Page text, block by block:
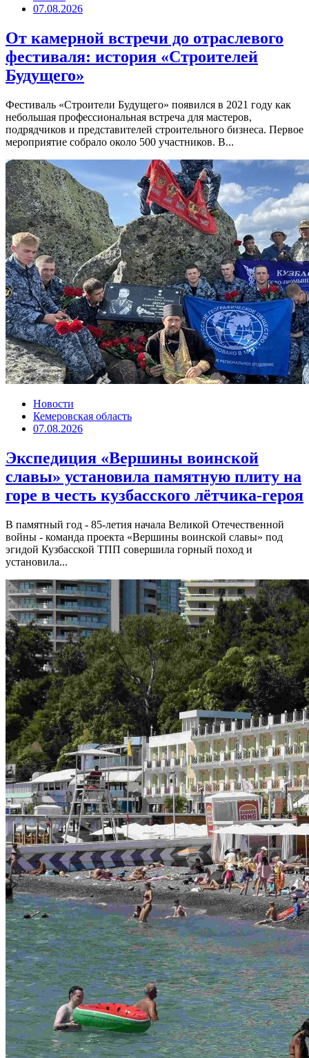
07.08.2026
От камерной встречи до отраслевого
фестиваля: история «Строителей
Будущего»
Фестиваль «Строители Будущего» появился в 2021 году как
небольшая профессиональная встреча для мастеров,
подрядчиков и представителей строительного бизнеса. Первое
мероприятие собрало около 500 участников. В...
Новости
Кемеровская область
07.08.2026
Экспедиция «Вершины воинской
славы» установила памятную плиту на
горе в честь кузбасского лётчика-героя
В памятный год - 85-летия начала Великой Отечественной
войны - команда проекта «Вершины воинской славы» под
эгидой Кузбасской ТПП совершила горный поход и
установила...